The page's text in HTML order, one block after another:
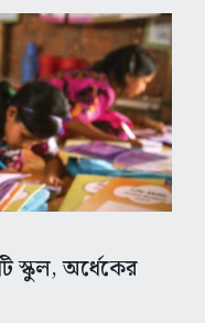
স্কুল, অর্ধেকের